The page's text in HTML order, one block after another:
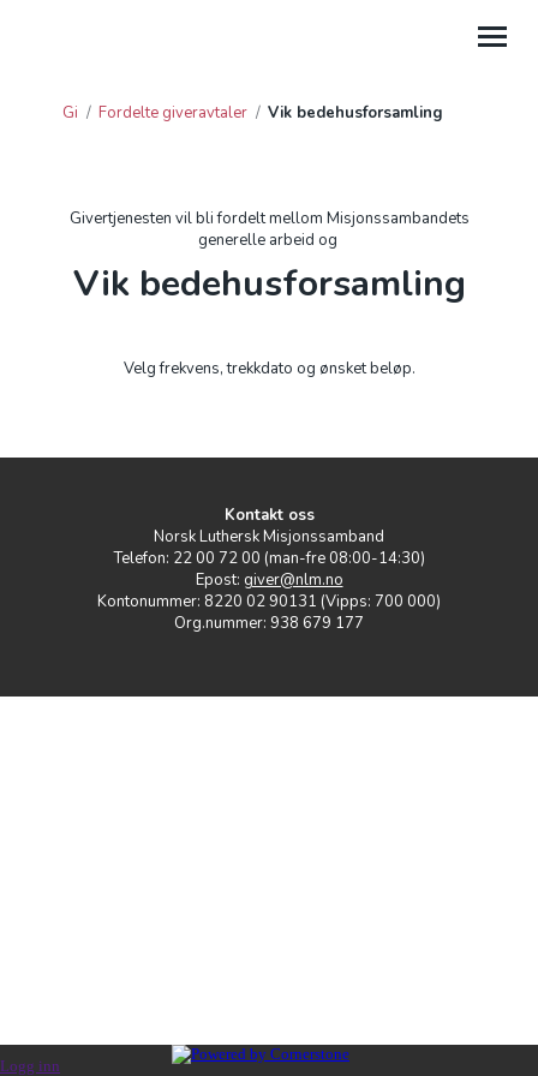
FORDELTE GIVERAVTALER
Gi / Fordelte giveravtaler / Vik bedehusforsamling
Givertjenesten vil bli fordelt mellom Misjonssambandets
generelle arbeid og
Vik bedehusforsamling
Velg frekvens, trekkdato og ønsket beløp.
Kontakt oss
Norsk Luthersk Misjonssamband
Telefon: 22 00 72 00 (man-fre 08:00-14:30)
Epost: giver@nlm.no
Kontonummer: 8220 02 90131 (Vipps: 700 000)
Org.nummer: 938 679 177
Logg inn